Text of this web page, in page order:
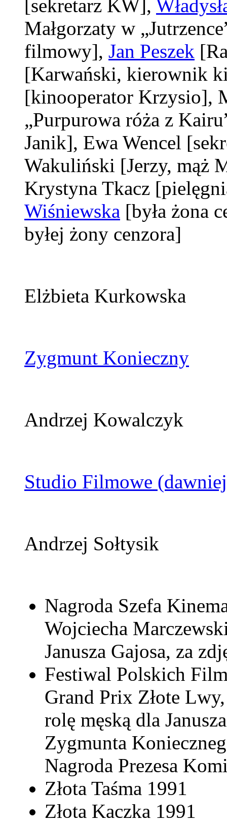
[sekretarz KW] ,
Małgorzaty w
filmowy], Jan Peszek
[Karwański, kierownik
[kinooperator Krzysio],
„Purpurowa róża z
Janik], Ewa Wencel
Wakuliński [Jerzy, mąż
Krystyna Tkacz
Wiśniewska [była żona
byłej żony cenzora]
Elżbieta Kurkowska
Zygmunt Konieczny
Andrzej Kowalczyk
Studio Filmowe
Andrzej Sołtysik
Nagroda Szefa
Wojciecha
Janusza Gajosa, za
Festiwal Polskich
Grand Prix Złote
rolę męską dla
Zygmunta
Nagroda Prezesa
Złota Taśma 1991
Złota Kaczka 1991